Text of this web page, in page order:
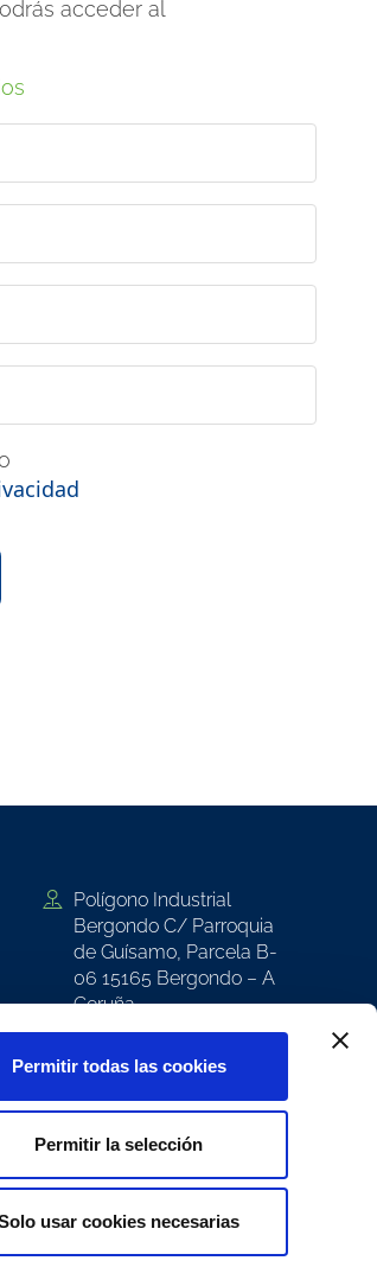
Permitir todas las cookies
Permitir la selección
usar cookies necesarias
acceder al
Polígono Industrial
Bergondo C/ Parroquia
de Guísamo, Parcela B-
06 15165 Bergondo – A
Coruña
Aviso Legal
Política de Cookies